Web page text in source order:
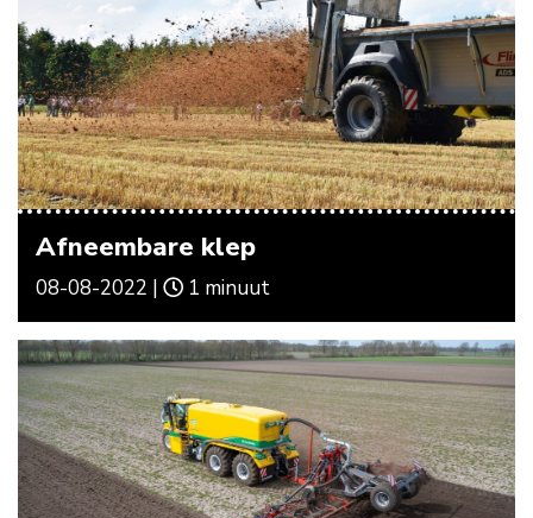
Afneembare klep
08-08-2022 | 1 minuut